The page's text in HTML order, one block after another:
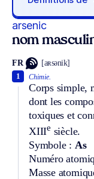
arsenic
nom
FR [aʀsənik]
Chimie.
Corps simple,
dont les
toxiques et
XIIIe siècle.
Symbole : As
Numéro
Masse
1